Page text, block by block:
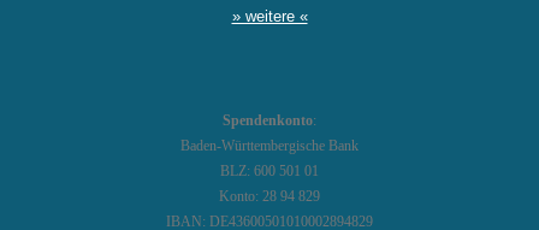
» weitere «
Spendenkonto:
Baden-Württembergische Bank
BLZ: 600 501 01
Konto: 28 94 829
IBAN: DE43600501010002894829